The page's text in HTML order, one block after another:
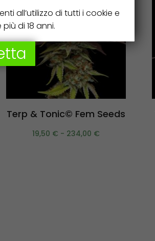
Scegli
Terp & Tonic© Fem Seeds
19,50 € - 234,00 €
all’utilizzo di tutti i cookie e
di 18 anni.